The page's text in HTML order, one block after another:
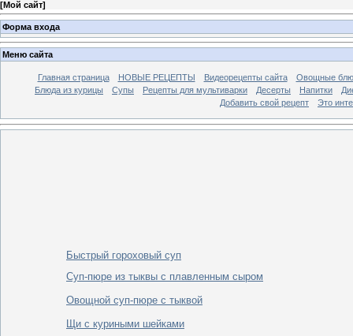
[Мой сайт]
Форма входа
Меню сайта
Главная страница НОВЫЕ РЕЦЕПТЫ Видеорецепты сайта
Овощные
Блюда из курицы
Супы Рецепты для мультиварки Десерты Напитки
Добавить свой рецепт
Это
Быстрый гороховый суп
Суп-пюре из тыквы с плавленным сыром
Овощной суп-пюре с тыквой
Щи с куриными шейками